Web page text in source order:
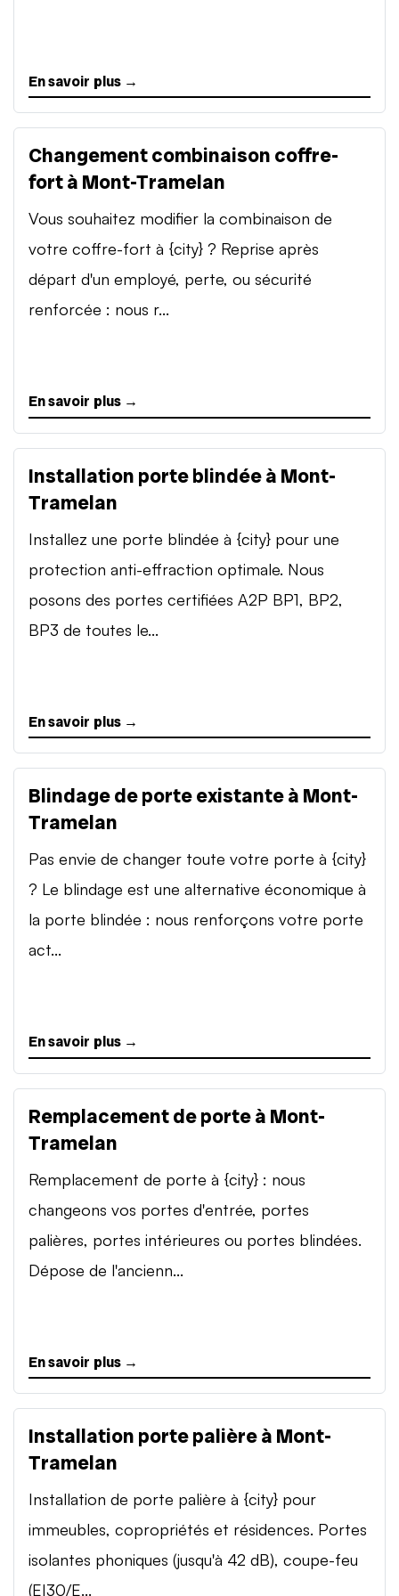
En savoir plus →
Changement combinaison coffre-
fort à Mont-Tramelan
Vous souhaitez modifier la combinaison de
votre coffre-fort à {city} ? Reprise après
départ d'un employé, perte, ou sécurité
renforcée : nous r...
En savoir plus →
Installation porte blindée à Mont-
Tramelan
Installez une porte blindée à {city} pour une
protection anti-effraction optimale. Nous
posons des portes certifiées A2P BP1, BP2,
BP3 de toutes le...
En savoir plus →
Blindage de porte existante à Mont-
Tramelan
Pas envie de changer toute votre porte à {city}
? Le blindage est une alternative économique à
la porte blindée : nous renforçons votre porte
act...
En savoir plus →
Remplacement de porte à Mont-
Tramelan
Remplacement de porte à {city} : nous
changeons vos portes d'entrée, portes
palières, portes intérieures ou portes blindées.
Dépose de l'ancienn...
En savoir plus →
Installation porte palière à Mont-
Tramelan
Installation de porte palière à {city} pour
immeubles, copropriétés et résidences. Portes
isolantes phoniques (jusqu'à 42 dB), coupe-feu
(EI30/E...